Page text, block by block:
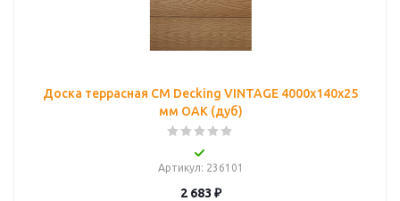
Доска террасная CM Decking VINTAGE 4000х140х25
мм OAK (дуб)
Артикул: 236101
2 683 ₽